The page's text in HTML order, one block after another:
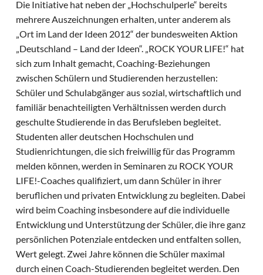
Die Initiative hat neben der „Hochschulperle“ bereits
mehrere Auszeichnungen erhalten, unter anderem als
„Ort im Land der Ideen 2012“ der bundesweiten Aktion
„Deutschland – Land der Ideen“. „ROCK YOUR LIFE!“ hat
sich zum Inhalt gemacht, Coaching-Beziehungen
zwischen Schülern und Studierenden herzustellen:
Schüler und Schulabgänger aus sozial, wirtschaftlich und
familiär benachteiligten Verhältnissen werden durch
geschulte Studierende in das Berufsleben begleitet.
Studenten aller deutschen Hochschulen und
Studienrichtungen, die sich freiwillig für das Programm
melden können, werden in Seminaren zu ROCK YOUR
LIFE!-Coaches qualifiziert, um dann Schüler in ihrer
beruflichen und privaten Entwicklung zu begleiten. Dabei
wird beim Coaching insbesondere auf die individuelle
Entwicklung und Unterstützung der Schüler, die ihre ganz
persönlichen Potenziale entdecken und entfalten sollen,
Wert gelegt. Zwei Jahre können die Schüler maximal
durch einen Coach-Studierenden begleitet werden. Den